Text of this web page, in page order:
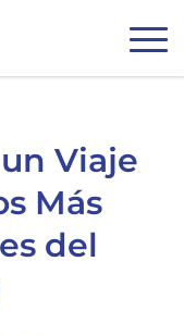
Viaje
Más
del